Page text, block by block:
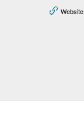
Website